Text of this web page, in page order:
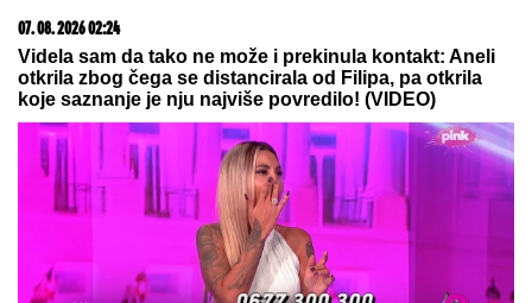
07. 08. 2026 02:24
Videla sam da tako ne može i prekinula kontakt: Aneli
otkrila zbog čega se distancirala od Filipa, pa otkrila
koje saznanje je nju najviše povredilo! (VIDEO)